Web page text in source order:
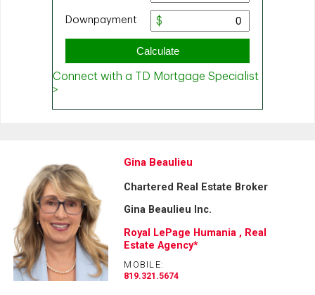
Gina Beaulieu
Chartered Real Estate Broker
Gina Beaulieu Inc.
Royal LePage Humania , Real
Estate Agency*
MOBILE:
819.321.5674